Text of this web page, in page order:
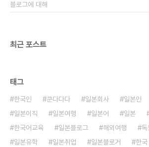
블로그에 대해
최근 포스트
태그
한국인 쿤다다다 일본회사 일본인
일본이직
일본여행 일본어 일본
한국어교육
일본블로그 해외여행 독
일본유학
일본취업 일본블로거 한국